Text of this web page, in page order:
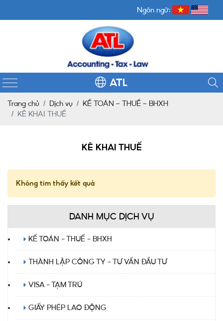
Ngôn ngữ:
ATL
Trang chủ Dịch vụ
KẾ TOÁN - THUẾ - BHXH
KÊ KHAI THUẾ
KÊ KHAI THUẾ
Không tìm thấy kết quả
DANH MỤC DỊCH VỤ
KẾ TOÁN - THUẾ - BHXH
THÀNH LẬP CÔNG TY - TƯ VẤN ĐẦU TƯ
VISA - TẠM TRÚ
GIẤY PHÉP LAO ĐỘNG